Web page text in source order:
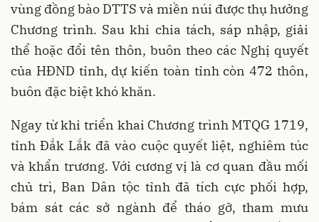
vùng đồng bào DTTS và miền núi được thụ hưởng
Chương trình. Sau khi chia tách, sáp nhập, giải
thể hoặc đổi tên thôn, buôn theo các Nghị quyết
của HĐND tỉnh, dự kiến toàn tỉnh còn 472 thôn,
buôn đặc biệt khó khăn.
Ngay từ khi triển khai Chương trình MTQG 1719,
tỉnh Đắk Lắk đã vào cuộc quyết liệt, nghiêm túc
và khẩn trương. Với cương vị là cơ quan đầu mối
chủ trì, Ban Dân tộc tỉnh đã tích cực phối hợp,
bám sát các sở ngành để tháo gỡ, tham mưu